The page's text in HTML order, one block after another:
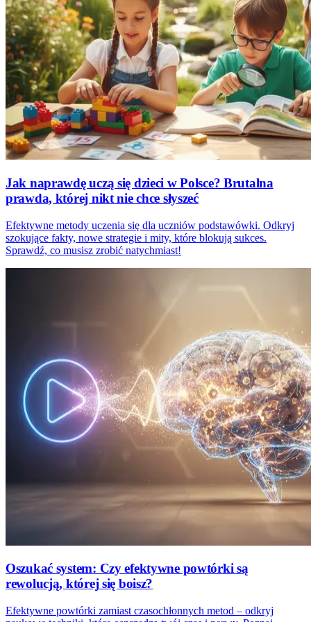
Jak naprawdę uczą się dzieci w Polsce? Brutalna
prawda, której nikt nie chce słyszeć
Efektywne metody uczenia się dla uczniów podstawówki. Odkryj
szokujące fakty, nowe strategie i mity, które blokują sukces.
Sprawdź, co musisz zrobić natychmiast!
Oszukać system: Czy efektywne powtórki są
rewolucją, której się boisz?
Efektywne powtórki zamiast czasochłonnych metod – odkryj